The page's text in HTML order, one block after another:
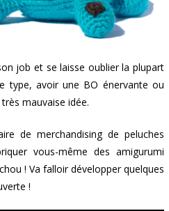
job et se laisse oublier la plupart
type, avoir une BO énervante ou
mauvaise idée.
de merchandising de peluches
vous-même des amigurumi
! Va falloir développer quelques
!